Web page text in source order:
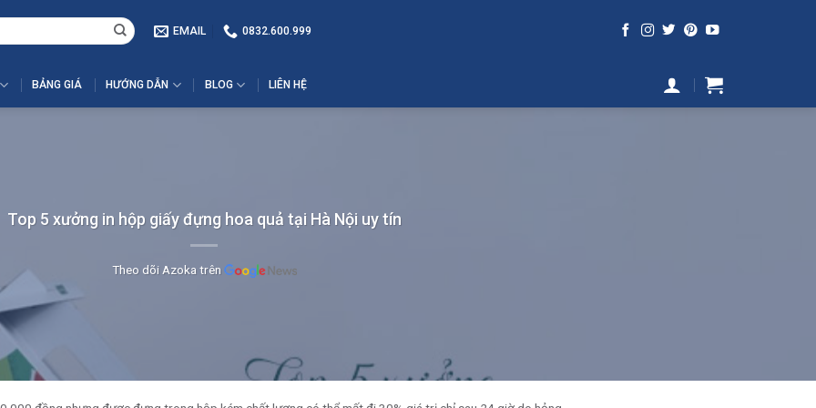
EMAIL 0832.600.999
BẢNG GIÁ HƯỚNG DẪN BLOG LIÊN HỆ
Top 5 xưởng in hộp giấy đựng hoa quả tại Hà Nội uy tín
Theo dõi Azoka trên